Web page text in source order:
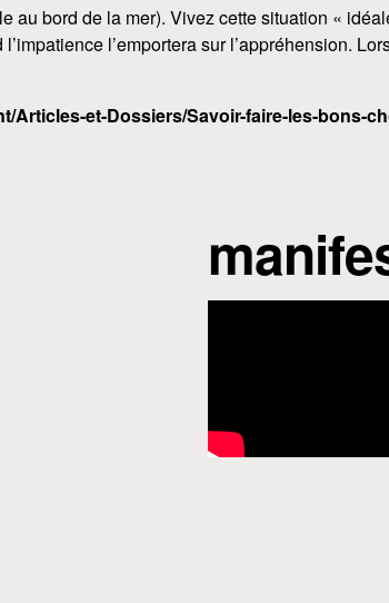
bord de la mer). Vivez cette situation «
l’emportera sur l’appréhension.
et-Dossiers/Savoir-faire-les-bons-